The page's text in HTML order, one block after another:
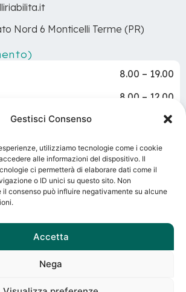
Gestisci Consenso
utilizziamo tecnologie come i cookie
alle informazioni del dispositivo. Il
ci permetterà di elaborare dati come il
o ID unici su questo sito. Non
consenso può influire negativamente su alcune
Accetta
Nega
PRENOTA ORA
Nord 6 Monticelli Terme (PR)
8.00 – 19.00
8.00 – 12.00
Chiuso
– Via Basse 5 – Monticelli Terme
– REA 62545 – Registro imprese di
Dott. Gianfranco Beltrami